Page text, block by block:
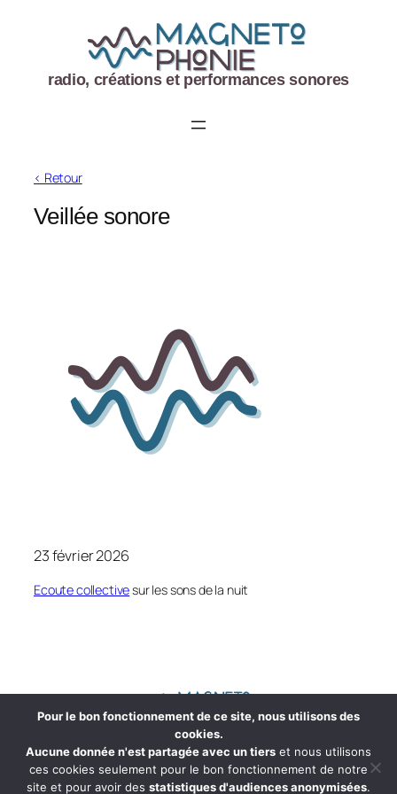
radio, créations et performances sonores
< Retour
Veillée sonore
23 février 2026
Ecoute collectivesur les sons de la nuit
Association Magnétophonie©2025 –
Création de site web : unmecduweb.com
Pour le bon fonctionnement de ce site, nous utilisons des
cookies.
Aucune donnée n'est partagée avec un tiers et nous utilisons
ces cookies seulement pour le bon fonctionnement de notre
site et pour avoir des statistiques d'audiences anonymisées.